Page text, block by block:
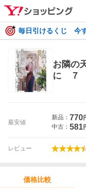
毎日引けるくじ 今
お隣の
に ７
最安値
新品： 770
中古： 581
レビュー
価格比較